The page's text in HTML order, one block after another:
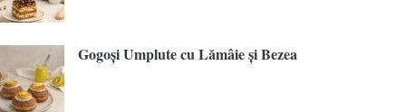
Gogoși Umplute cu Lămâie și Bezea